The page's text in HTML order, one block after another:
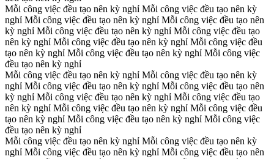
Mỗi công việc đều tạo nên kỳ nghỉ Mỗi công việc đều tạo nên kỳ
nghỉ Mỗi công việc đều tạo nên kỳ nghỉ Mỗi công việc đều tạo nên
kỳ nghỉ Mỗi công việc đều tạo nên kỳ nghỉ Mỗi công việc đều tạo
nên kỳ nghỉ Mỗi công việc đều tạo nên kỳ nghỉ Mỗi công việc đều
tạo nên kỳ nghỉ Mỗi công việc đều tạo nên kỳ nghỉ Mỗi công việc
đều tạo nên kỳ nghỉ
Mỗi công việc đều tạo nên kỳ nghỉ Mỗi công việc đều tạo nên kỳ
nghỉ Mỗi công việc đều tạo nên kỳ nghỉ Mỗi công việc đều tạo nên
kỳ nghỉ Mỗi công việc đều tạo nên kỳ nghỉ Mỗi công việc đều tạo
nên kỳ nghỉ Mỗi công việc đều tạo nên kỳ nghỉ Mỗi công việc đều
tạo nên kỳ nghỉ Mỗi công việc đều tạo nên kỳ nghỉ Mỗi công việc
đều tạo nên kỳ nghỉ
Mỗi công việc đều tạo nên kỳ nghỉ Mỗi công việc đều tạo nên kỳ
nghỉ Mỗi công việc đều tạo nên kỳ nghỉ Mỗi công việc đều tạo nên